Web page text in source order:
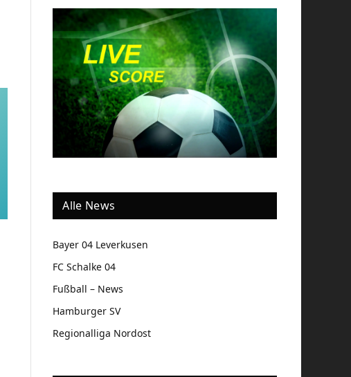
Alle News
Bayer 04 Leverkusen
FC Schalke 04
Fußball – News
Hamburger SV
Regionalliga Nordost